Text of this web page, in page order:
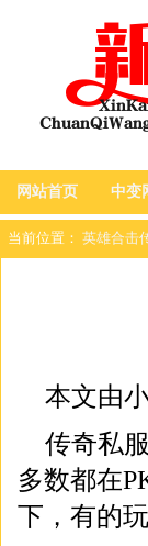
网站首页 中变
当前位置： 英雄合击
本文由
传奇私
多数都在
下，有的